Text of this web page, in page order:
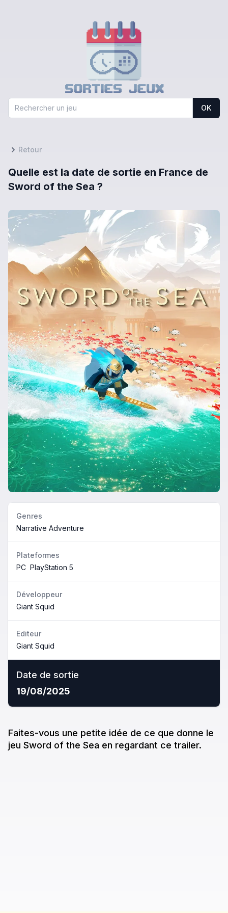
OK
Retour
Quelle est la date de sortie en France de
Sword of the Sea ?
Genres
Narrative Adventure
Plateformes
PC PlayStation 5
Développeur
Giant Squid
Editeur
Giant Squid
Date de sortie
19/08/2025
Faites-vous une petite idée de ce que donne le
jeu Sword of the Sea en regardant ce trailer.